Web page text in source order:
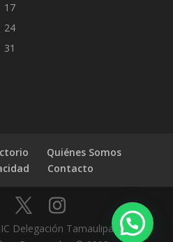
17
24
31
Quiénes Somos
Contacto
Delegación Tamaulipas |